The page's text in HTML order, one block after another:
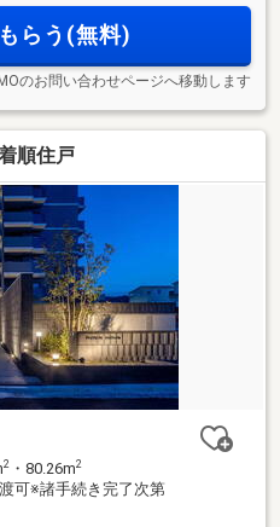
。
らう(無料)
のお問い合わせページへ移動します
順住戸
2 ・80.26m2
可※諸手続き完了次第